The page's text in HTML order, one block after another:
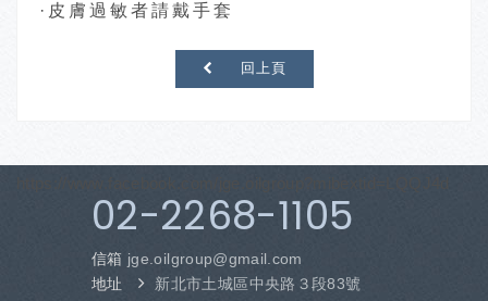
·皮膚過敏者請戴手套
回上頁
02-2268-1105
信箱 jge.oilgroup@gmail.com
地址
新北市土城區中央路３段83號